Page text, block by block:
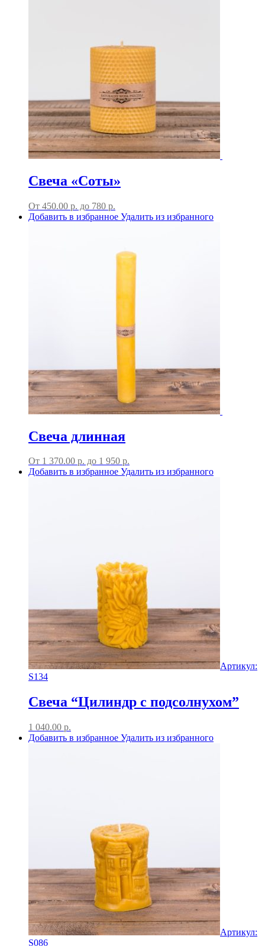
Свеча «Соты»
От 450.00 р. до 780 р.
Добавить в избранное Удалить из избранного
Свеча длинная
От 1 370.00 р. до 1 950 р.
Добавить в избранное Удалить из избранного
Артикул:
S134
Свеча “Цилиндр с подсолнухом”
1 040.00 р.
Добавить в избранное Удалить из избранного
Артикул:
S086